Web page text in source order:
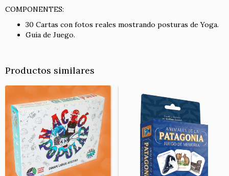
COMPONENTES:
30 Cartas con fotos reales mostrando posturas de Yoga.
Guía de Juego.
Productos similares